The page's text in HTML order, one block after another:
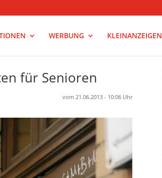
WERBUNG KLEINANZEIGEN
für Senioren
vom 21.06.2013 - 10:06 Uhr